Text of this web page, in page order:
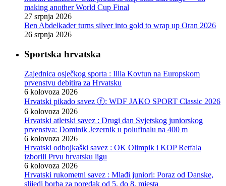
making another World Cup Final
27 srpnja 2026
Ben Abdelkader turns silver into gold to wrap up Oran 2026
26 srpnja 2026
Sportska hrvatska
Zajednica osječkog sporta : Illia Kovtun na Europskom
prvenstvu debitira za Hrvatsku
6 kolovoza 2026
Hrvatski pikado savez ⓕ: WDF JAKO SPORT Classic 2026
6 kolovoza 2026
Hrvatski atletski savez : Drugi dan Svjetskog juniorskog
prvenstva: Dominik Jezernik u polufinalu na 400 m
6 kolovoza 2026
Hrvatski odbojkaški savez : OK Olimpik i KOP Retfala
izborili Prvu hrvatsku ligu
6 kolovoza 2026
Hrvatski rukometni savez : Mlađi juniori: Poraz od Danske,
slijedi borba za poredak od 5. do 8. mjesta